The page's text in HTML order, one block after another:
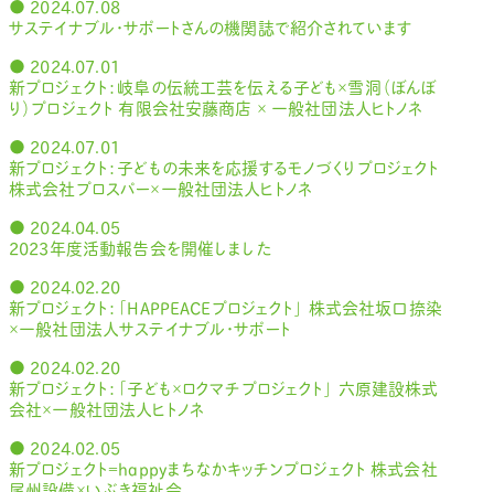
● 2024.07.08
サステイナブル・サポートさんの機関誌で紹介されています
● 2024.07.01
新プロジェクト：岐阜の伝統工芸を伝える子ども×雪洞（ぼんぼ
り）プロジェクト 有限会社安藤商店 × 一般社団法人ヒトノネ
● 2024.07.01
新プロジェクト：子どもの未来を応援するモノづくりプロジェクト
株式会社プロスパー×一般社団法人ヒトノネ
● 2024.04.05
2023年度活動報告会を開催しました
● 2024.02.20
新プロジェクト：「HAPPEACEプロジェクト」 株式会社坂口捺染
×一般社団法人サステイナブル・サポート
● 2024.02.20
新プロジェクト：「子ども×ロクマチプロジェクト」 六原建設株式
会社×一般社団法人ヒトノネ
● 2024.02.05
新プロジェクト＝happyまちなかキッチンプロジェクト 株式会社